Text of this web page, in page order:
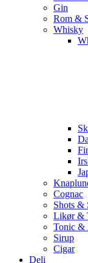
Gin
Rom &
Whisky
Cognac
Shots &
Likør &
Tonic &
Sirup
Cigar
Deli